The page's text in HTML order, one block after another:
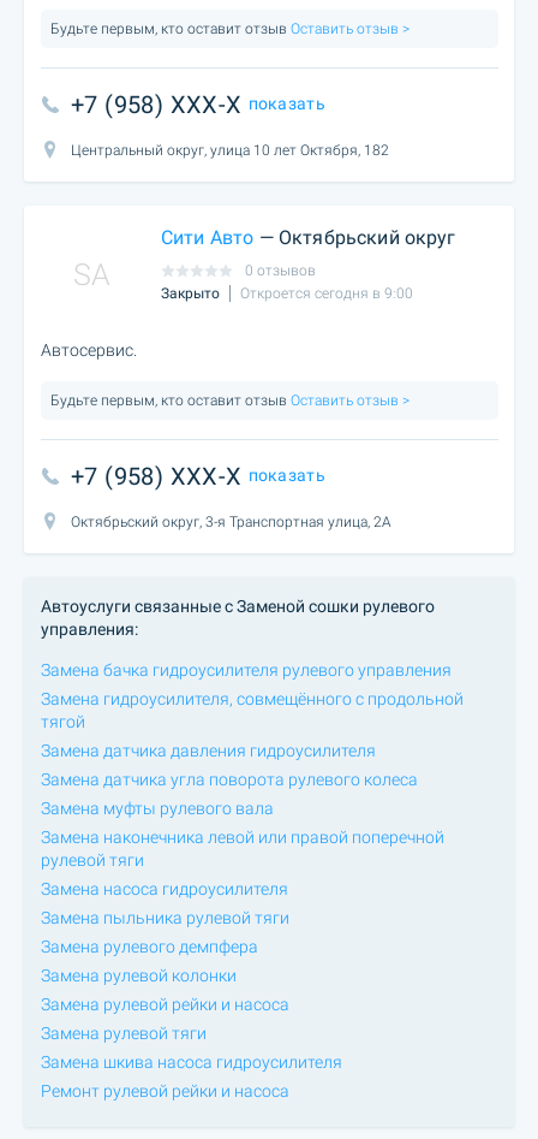
Будьте первым, кто оставит отзыв Оставить отзыв >
+7 (958) XXX-X показать
Центральный округ, улица 10 лет Октября, 182
SA
Сити Авто — Октябрьский округ
0 отзывов
Закрыто
Откроется сегодня в 9:00
Автосервис.
Будьте первым, кто оставит отзыв Оставить отзыв >
+7 (958) XXX-X показать
Октябрьский округ, 3-я Транспортная улица, 2А
Автоуслуги связанные с Заменой сошки рулевого
управления:
Замена бачка гидроусилителя рулевого управления
Замена гидроусилителя, совмещённого с продольной
тягой
Замена датчика давления гидроусилителя
Замена датчика угла поворота рулевого колеса
Замена муфты рулевого вала
Замена наконечника левой или правой поперечной
рулевой тяги
Замена насоса гидроусилителя
Замена пыльника рулевой тяги
Замена рулевого демпфера
Замена рулевой колонки
Замена рулевой рейки и насоса
Замена рулевой тяги
Замена шкива насоса гидроусилителя
Ремонт рулевой рейки и насоса